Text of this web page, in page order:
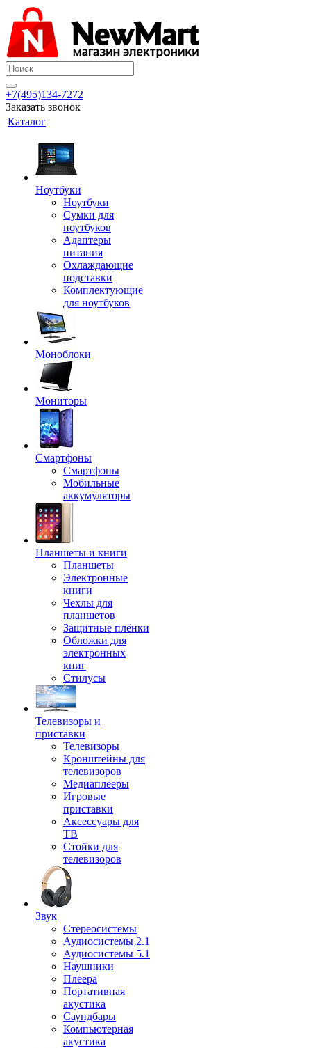
+7(495)134-7272
Заказать звонок
Каталог
Ноутбуки
Ноутбуки
Сумки для
ноутбуков
Адаптеры
питания
Охлаждающие
подставки
Комплектующие
для ноутбуков
Моноблоки
Мониторы
Смартфоны
Смартфоны
Мобильные
аккумуляторы
Планшеты и книги
Планшеты
Электронные
книги
Чехлы для
планшетов
Защитные плёнки
Обложки для
электронных
книг
Стилусы
Телевизоры и
приставки
Телевизоры
Кронштейны для
телевизоров
Медиаплееры
Игровые
приставки
Аксессуары для
ТВ
Стойки для
телевизоров
Звук
Стереосистемы
Аудиосистемы 2.1
Аудиосистемы 5.1
Наушники
Плеера
Портативная
акустика
Саундбары
Компьютерная
акустика